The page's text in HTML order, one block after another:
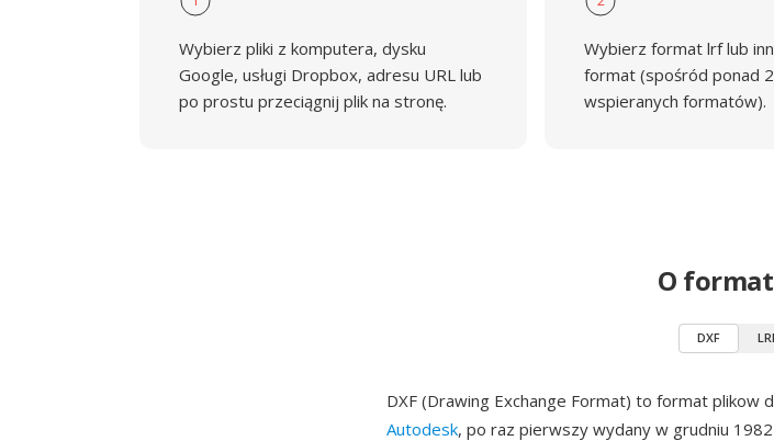
Wybierz pliki z komputera, dysku
Google, usługi Dropbox, adresu URL lub
po prostu przeciągnij plik na stronę.
Wybierz format lrf lub
format (spośród ponad
wspieranych formatów).
O
DXF
DXF (Drawing Exchange Format) to format plikow
Autodesk, po raz pierwszy wydany w grudniu